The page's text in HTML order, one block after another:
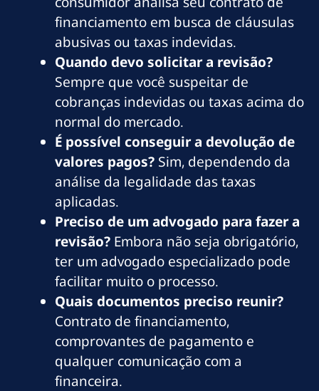
financiamento em busca de cláusulas
abusivas ou taxas indevidas.
Quando devo solicitar a revisão?
Sempre que você suspeitar de
cobranças indevidas ou taxas acima do
normal do mercado.
É possível conseguir a devolução de
valores pagos? Sim, dependendo da
análise da legalidade das taxas
aplicadas.
Preciso de um advogado para fazer a
revisão? Embora não seja obrigatório,
ter um advogado especializado pode
facilitar muito o processo.
Quais documentos preciso reunir?
Contrato de financiamento,
comprovantes de pagamento e
qualquer comunicação com a
financeira.